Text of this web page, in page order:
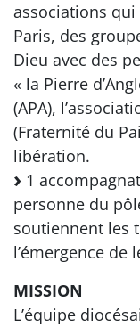
associations
Paris, des
Dieu avec des
« la Pierre
(APA),
(Fraternité du
libération.
1
personne du
soutiennent les
l’émergence de
MISSION
L’équipe